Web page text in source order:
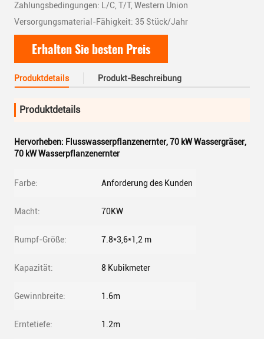
Zahlungsbedingungen: L/C, T/T, Western Union
Versorgungsmaterial-Fähigkeit: 35 Stück/Jahr
Erhalten Sie besten Preis
Produktdetails Produkt-Beschreibung
Produktdetails
Hervorheben: Flusswasserpflanzenernter,70 kW Wassergräser,
70 kW Wasserpflanzenernter
Farbe: Anforderung des Kunden
Macht: 70KW
Rumpf-Größe: 7.8*3,6*1,2 m
Kapazität: 8 Kubikmeter
Gewinnbreite: 1.6m
Erntetiefe: 1.2m